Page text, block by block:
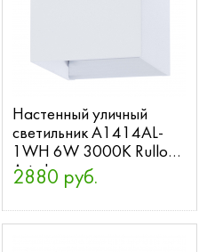
Настенный уличный
светильник A1414AL-
1WH 6W 3000K Rullo
Arte Lamp
2880 руб.